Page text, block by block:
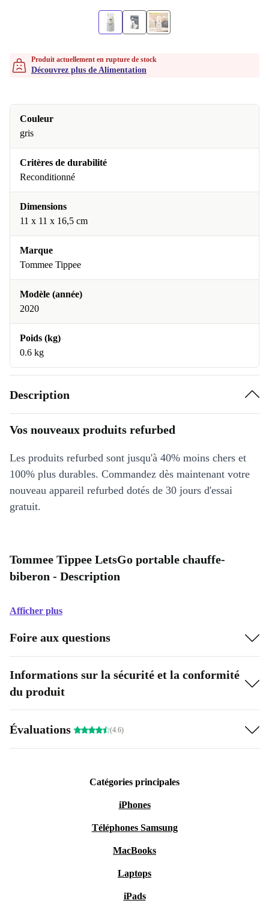
Produit actuellement en rupture de stock
Découvrez plus de Alimentation
Couleur
gris
Critères de durabilité
Reconditionné
Dimensions
11 x 11 x 16,5 cm
Marque
Tommee Tippee
Modèle (année)
2020
Poids (kg)
0.6 kg
Description
Vos nouveaux produits refurbed
Les produits refurbed sont jusqu'à 40% moins chers et
100% plus durables. Commandez dès maintenant votre
nouveau appareil refurbed dotés de 30 jours d'essai
gratuit.
Tommee Tippee LetsGo portable chauffe-
biberon - Description
Afficher plus
Foire aux questions
Informations sur la sécurité et la conformité
du produit
Évaluations (4.6)
Catégories principales
iPhones
Téléphones Samsung
MacBooks
Laptops
iPads